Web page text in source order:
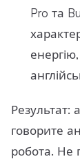
Pro та
Результат:
говорите
робота. Не